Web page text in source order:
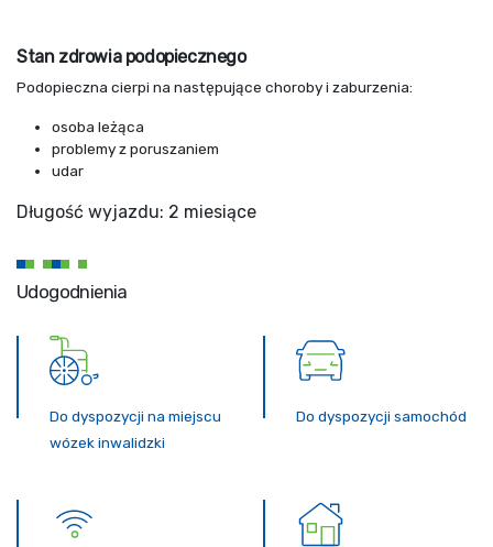
Stan zdrowia podopiecznego
Podopieczna cierpi na następujące choroby i zaburzenia:
osoba leżąca
problemy z poruszaniem
udar
Długość wyjazdu: 2 miesiące
Udogodnienia
Do dyspozycji na miejscu
wózek inwalidzki
Do dyspozycji samochód